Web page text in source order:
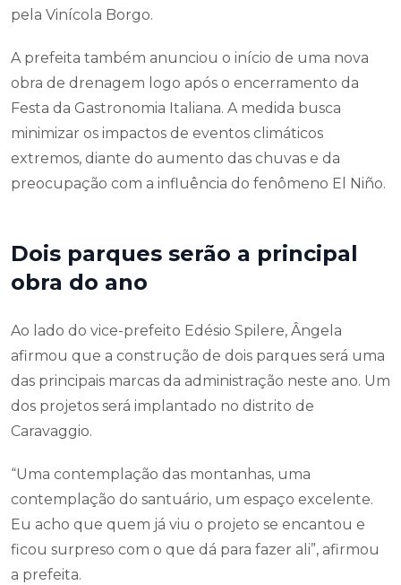
pela Vinícola Borgo.
A prefeita também anunciou o início de uma nova
obra de drenagem logo após o encerramento da
Festa da Gastronomia Italiana. A medida busca
minimizar os impactos de eventos climáticos
extremos, diante do aumento das chuvas e da
preocupação com a influência do fenômeno El Niño.
Dois parques serão a principal
obra do ano
Ao lado do vice-prefeito Edésio Spilere, Ângela
afirmou que a construção de dois parques será uma
das principais marcas da administração neste ano. Um
dos projetos será implantado no distrito de
Caravaggio.
“Uma contemplação das montanhas, uma
contemplação do santuário, um espaço excelente.
Eu acho que quem já viu o projeto se encantou e
ficou surpreso com o que dá para fazer ali”, afirmou
a prefeita.